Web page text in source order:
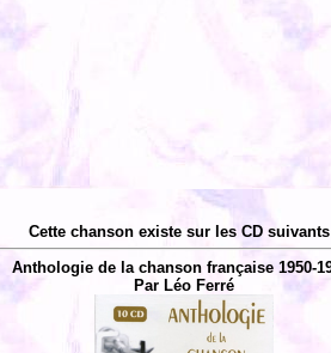
Cette chanson existe sur les CD
Anthologie de la chanson française 1950-
Par Léo Ferré